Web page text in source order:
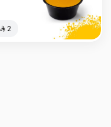
⁨⁦‪‬ 2⁩